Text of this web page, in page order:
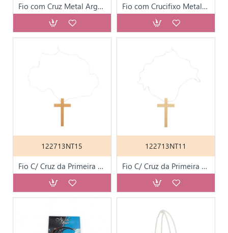
Fio com Cruz Metal Argentada e Rosa Fio com Crucifixo Metal Argentado e Branco
122713NT15
Fio C/ Cruz da Primeira Comunhão em Madeira
122713NT11
Fio C/ Cruz da Primeira Comunhão em Madeira